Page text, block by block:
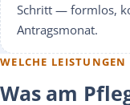
Schritt — formlos,
Antragsmonat.
WELCHE
Was am